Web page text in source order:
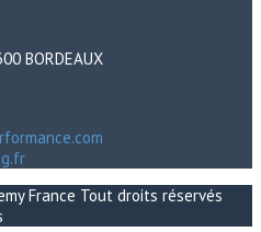
BORDEAUX
France Tout droits réservés